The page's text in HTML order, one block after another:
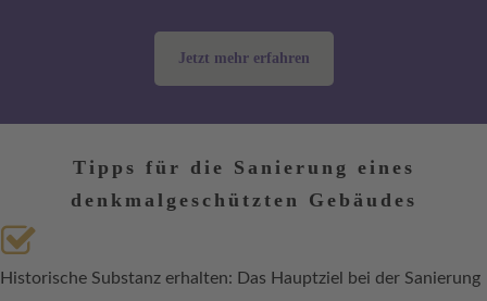
Jetzt mehr erfahren
Tipps für die Sanierung eines
denkmalgeschützten Gebäudes
Historische Substanz erhalten: Das Hauptziel bei der Sanierung